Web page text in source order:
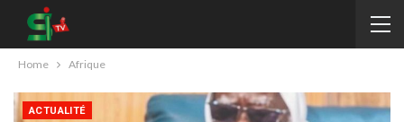
Home Afrique
ACTUALITÉ